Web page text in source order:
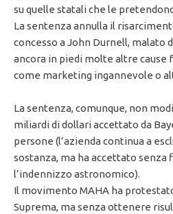
su quelle statali che le
La sentenza annulla il
concesso a John Durnell, malato
ancora in piedi molte altre cause
come marketing ingannevole o
La sentenza, comunque, non
miliardi di dollari accettato da
persone (l’azienda continua a
sostanza, ma ha accettato senza
l’indennizzo astronomico).
Il movimento MAHA ha
Suprema, ma senza ottenere